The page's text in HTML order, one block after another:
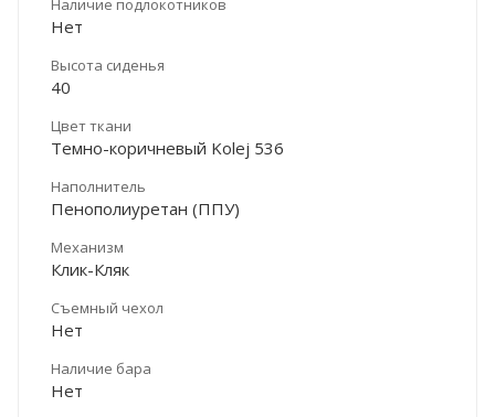
Наличие подлокотников
Нет
Высота сиденья
40
Цвет ткани
Темно-коричневый Kolej 536
Наполнитель
Пенополиуретан (ППУ)
Механизм
Клик-Кляк
Съемный чехол
Нет
Наличие бара
Нет